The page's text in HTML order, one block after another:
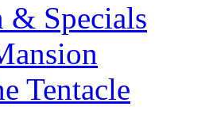
& Specials
Tentacle